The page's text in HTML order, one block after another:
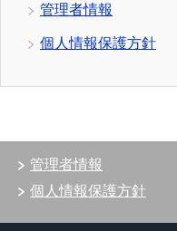
管理者情報
個人情報保護方針
管理者情報
個人情報保護方針